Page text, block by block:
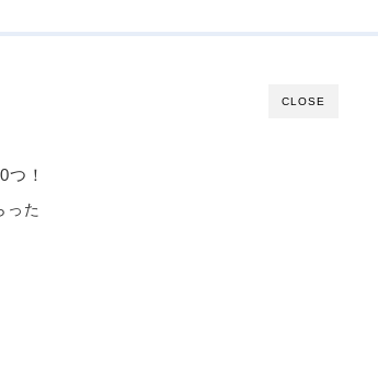
CLOSE
！
った